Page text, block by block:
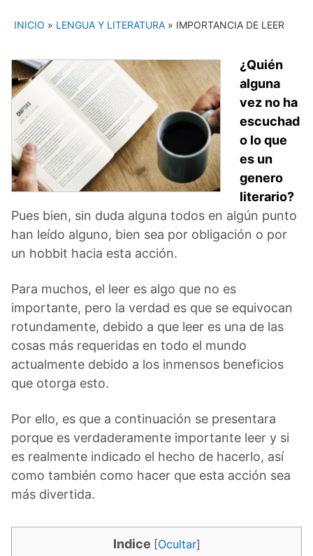
INICIO » LENGUA Y LITERATURA » IMPORTANCIA DE LEER
¿Quién
alguna
vez no ha
escuchad
o lo que
es un
genero
literario?
Pues bien, sin duda alguna todos en algún punto
han leído alguno, bien sea por obligación o por
un hobbit hacia esta acción.
Para muchos, el leer es algo que no es
importante, pero la verdad es que se equivocan
rotundamente, debido a que leer es una de las
cosas más requeridas en todo el mundo
actualmente debido a los inmensos beneficios
que otorga esto.
Por ello, es que a continuación se presentara
porque es verdaderamente importante leer y si
es realmente indicado el hecho de hacerlo, así
como también como hacer que esta acción sea
más divertida.
Indice [Ocultar]